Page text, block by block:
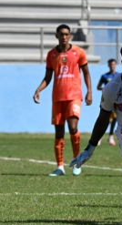
¡Sangre
en el radar y
El guardameta
que Beccacece ya
schedule hace 5 meses